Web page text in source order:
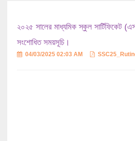
২০২৫ সালের মাধ্যমিক স্কুল সার্টিফিকেট
সংশোধিত সময়সূচি।
04/03/2025 02:03 AM